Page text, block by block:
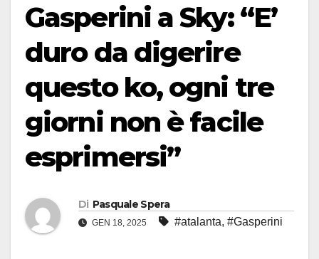
Gasperini a Sky: “E’
duro da digerire
questo ko, ogni tre
giorni non è facile
esprimersi”
Di Pasquale Spera
GEN 18, 2025 #atalanta, #Gasperini